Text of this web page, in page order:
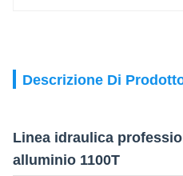
Descrizione Di
Linea idraulica
alluminio 1100T